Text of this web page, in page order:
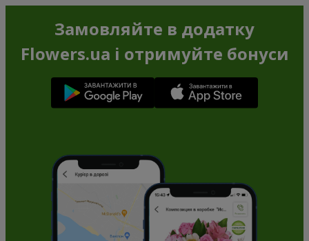
Замовляйте в додатку
Flowers.ua і отримуйте бонуси